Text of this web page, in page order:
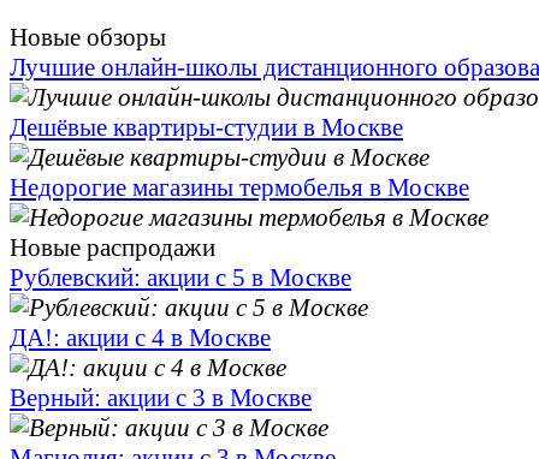
Новые обзоры
Лучшие онлайн-школы дистанционного
Дешёвые квартиры-студии в Москве
Недорогие магазины термобелья в Москве
Новые распродажи
Рублевский: акции с 5 в Москве
ДА!: акции с 4 в Москве
Верный: акции с 3 в Москве